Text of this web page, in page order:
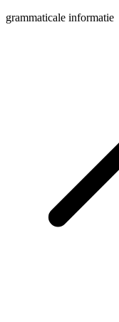
grammaticale informatie